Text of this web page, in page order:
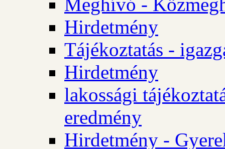
Meghívó -
Hirdetmény
Tájékoztatás -
Hirdetmény
lakossági
eredmény
Hirdetmény -